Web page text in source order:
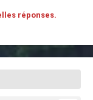
réponses.